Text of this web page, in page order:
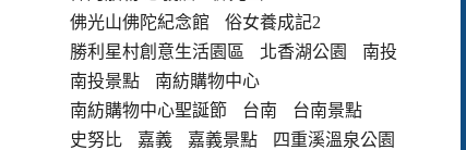
佛光山佛陀紀念館
俗女養成記2
勝利星村創意生活園區
北香湖公園
南投
南投景點
南紡購物中心
南紡購物中心聖誕節
台南
台南景點
史努比
嘉義 嘉義景點
四重溪溫泉公園